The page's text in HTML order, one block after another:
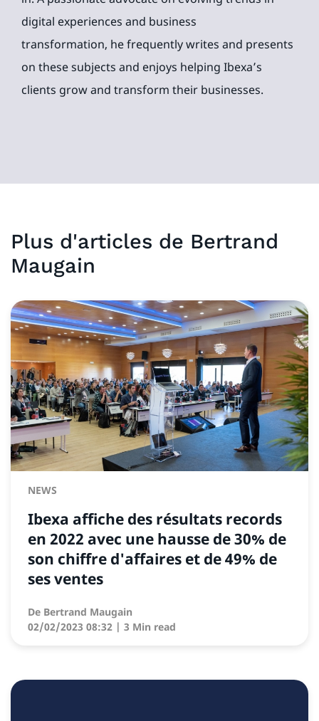
digital experiences and business
transformation, he frequently writes and presents
on these subjects and enjoys helping Ibexa’s
clients grow and transform their businesses.
Plus d'articles de Bertrand
Maugain
NEWS
Ibexa affiche des résultats records
en 2022 avec une hausse de 30% de
son chiffre d'affaires et de 49% de
ses ventes
De Bertrand Maugain
02/02/2023 08:32 | 3 Min read